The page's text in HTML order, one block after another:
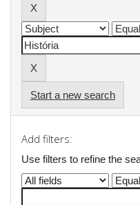
Start a new search
Add filters:
Use filters to refine the